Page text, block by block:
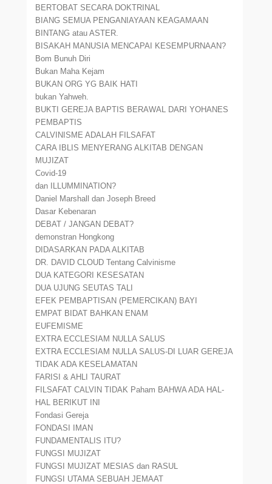
BERTOBAT SECARA DOKTRINAL
BIANG SEMUA PENGANIAYAAN KEAGAMAAN
BINTANG atau ASTER.
BISAKAH MANUSIA MENCAPAI KESEMPURNAAN?
Bom Bunuh Diri
Bukan Maha Kejam
BUKAN ORG YG BAIK HATI
bukan Yahweh.
BUKTI GEREJA BAPTIS BERAWAL DARI YOHANES
PEMBAPTIS
CALVINISME ADALAH FILSAFAT
CARA IBLIS MENYERANG ALKITAB DENGAN
MUJIZAT
Covid-19
dan ILLUMMINATION?
Daniel Marshall dan Joseph Breed
Dasar Kebenaran
DEBAT / JANGAN DEBAT?
demonstran Hongkong
DIDASARKAN PADA ALKITAB
DR. DAVID CLOUD Tentang Calvinisme
DUA KATEGORI KESESATAN
DUA UJUNG SEUTAS TALI
EFEK PEMBAPTISAN (PEMERCIKAN) BAYI
EMPAT BIDAT BAHKAN ENAM
EUFEMISME
EXTRA ECCLESIAM NULLA SALUS
EXTRA ECCLESIAM NULLA SALUS-DI LUAR GEREJA
TIDAK ADA KESELAMATAN
FARISI & AHLI TAURAT
FILSAFAT CALVIN TIDAK Paham BAHWA ADA HAL-
HAL BERIKUT INI
Fondasi Gereja
FONDASI IMAN
FUNDAMENTALIS ITU?
FUNGSI MUJIZAT
FUNGSI MUJIZAT MESIAS dan RASUL
FUNGSI UTAMA SEBUAH JEMAAT